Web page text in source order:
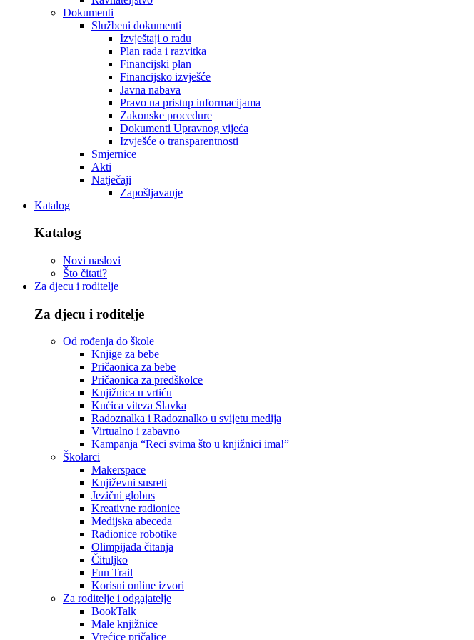
Dokumenti
Službeni dokumenti
Izvještaji o radu
Plan rada i razvitka
Financijski plan
Financijsko izvješće
Javna nabava
Pravo na pristup informacijama
Zakonske procedure
Dokumenti Upravnog vijeća
Izvješće o transparentnosti
Smjernice
Akti
Natječaji
Zapošljavanje
Katalog
Katalog
Novi naslovi
Što čitati?
Za djecu i roditelje
Za djecu i roditelje
Od rođenja do škole
Knjige za bebe
Pričaonica za bebe
Pričaonica za predškolce
Knjižnica u vrtiću
Kućica viteza Slavka
Radoznalka i Radoznalko u svijetu medija
Virtualno i zabavno
Kampanja “Reci svima što u knjižnici ima!”
Školarci
Makerspace
Književni susreti
Jezični globus
Kreativne radionice
Medijska abeceda
Radionice robotike
Olimpijada čitanja
Čituljko
Fun Trail
Korisni online izvori
Za roditelje i odgajatelje
BookTalk
Male knjižnice
Vrećice pričalice